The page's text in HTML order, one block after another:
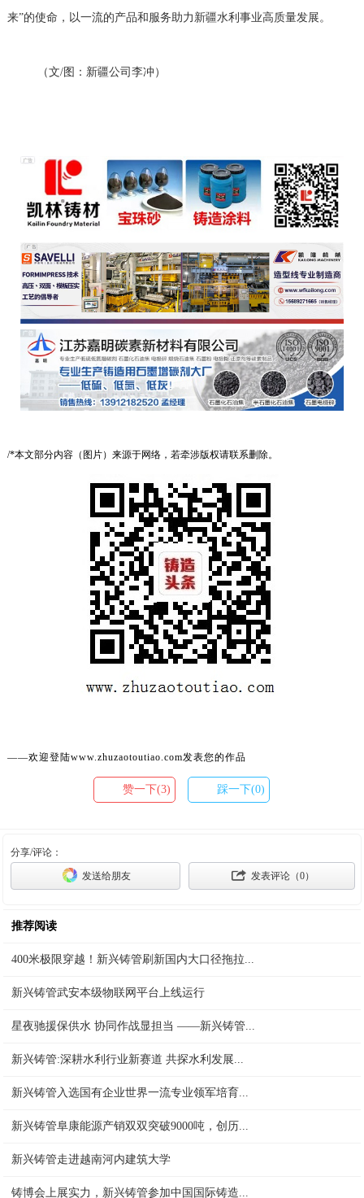
来”的使命，以一流的产品和服务助力新疆水利事业高质量发展。
（文/图：新疆公司李冲）
/*本文部分内容（图片）来源于网络，若牵涉版权请联系删除。
——欢迎登陆www.zhuzaotoutiao.com发表您的作品
赞一下(3) 踩一下(0)
分享/评论：
发送给朋友 发表评论（0）
推荐阅读
400米极限穿越！新兴铸管刷新国内大口径拖拉...
新兴铸管武安本级物联网平台上线运行
星夜驰援保供水 协同作战显担当 ——新兴铸管...
新兴铸管:深耕水利行业新赛道 共探水利发展...
新兴铸管入选国有企业世界一流专业领军培育...
新兴铸管阜康能源产销双双突破9000吨，创历...
新兴铸管走进越南河内建筑大学
铸博会上展实力，新兴铸管参加中国国际铸造...